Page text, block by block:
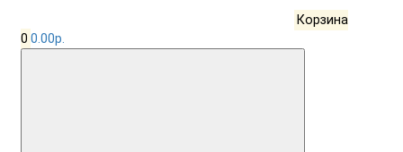
Корзина
0 0.00р.